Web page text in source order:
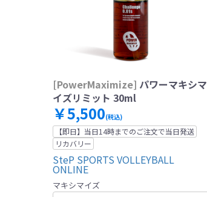
[PowerMaximize] パワーマキシマ
イズリミット 30ml
￥5,500(税込)
【即日】当日14時までのご注文で当日発送
リカバリー
SteP SPORTS VOLLEYBALL
ONLINE
マキシマイズ